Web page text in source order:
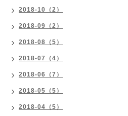
2018-10（2）
2018-09（2）
2018-08（5）
2018-07（4）
2018-06（7）
2018-05（5）
2018-04（5）